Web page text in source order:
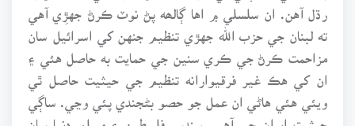
رڌل آهن. ان سلسلي ۾ اها ڳالھه پڻ نوٽ ڪرڻ جهڙِي آهي
ته لبنان جي حزب الله جهڙي تنظيم جنهن کي اسرائيل سان
مزاحمت ڪرڻ جي ڪري سنين جي حمايت به حاصل هئي ۽
ان کي هڪ غير فرقيوارانه تنظيم جي حيثيت حاصل ٿي
ويئي هئي هاڻي ان عمل جو حصو بڻجندي پئي وڃي. ساڳي
حيثيت ايران جي آهي. سندس فلسطين ۽ مسلم دنيا سان